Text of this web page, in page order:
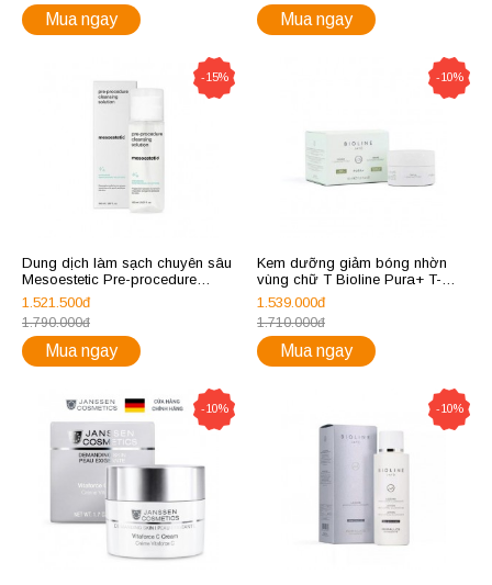
Mua ngay Mua ngay
-15%
Dung dịch làm sạch chuyên sâu
Mesoestetic Pre-procedure
cleansing solution 150ml
1.521.500đ
1.790.000đ
Mua ngay
-10%
Kem dưỡng giảm bóng nhờn
vùng chữ T Bioline Pura+ T-
Zone Mattifier Cream 50ml
1.539.000đ
1.710.000đ
Mua ngay
-10% -10%